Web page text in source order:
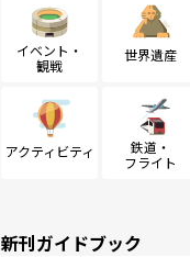
イベント・
観戦
世界遺産
アクティビティ
鉄道・
フライト
新刊ガイドブック